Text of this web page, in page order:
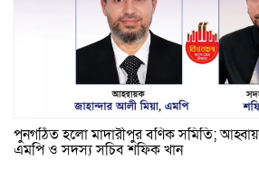
পুনর্গঠিত হলো মাদারীপুর বণিক সমিতি;
এমপি ও সদস্য সচিব শফিক খান